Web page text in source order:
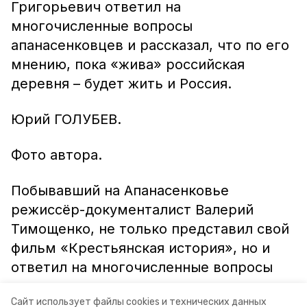
Сайт использует файлы cookies и технических данных
Григорьевич ответил на
многочисленные вопросы
апанасенковцев и рассказал, что по его
мнению, пока «жива» российская
деревня – будет жить и Россия.
Юрий ГОЛУБЕВ.
Фото автора.
Побывавший на Апанасенковье
режиссёр-документалист Валерий
Тимощенко, не только представил свой
фильм «Крестьянская история», но и
ответил на многочисленные вопросы